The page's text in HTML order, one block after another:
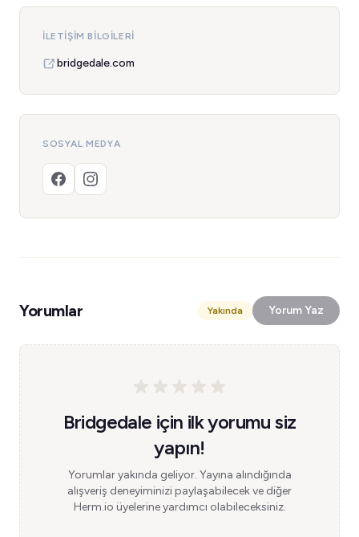
İLETIŞIM BILGILERI
bridgedale.com
SOSYAL MEDYA
Yorumlar Yakında Yorum Yaz
Bridgedale için ilk yorumu siz
yapın!
Yorumlar yakında geliyor. Yayına alındığında
alışveriş deneyiminizi paylaşabilecek ve diğer
Herm.io üyelerine yardımcı olabileceksiniz.